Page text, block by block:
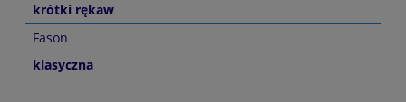
krótki rękaw
Fason
klasyczna